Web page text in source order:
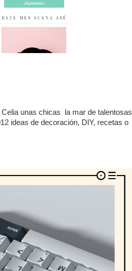
unas chicas la mar de talentosas
ideas de decoración, DIY, recetas o